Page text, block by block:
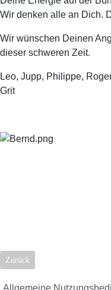
Wir denken alle an Dich.
Wir wünschen Deinen
dieser schweren Zeit.
Leo, Jupp, Philippe,
Grit
Vorheriger Beitrag: Fans...
Zurück
Allgemeine